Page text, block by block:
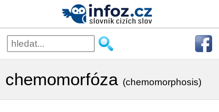
chemomorfóza (chemomorphosis)